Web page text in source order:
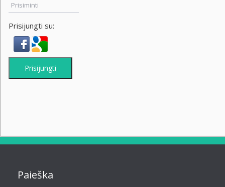
Prisiminti
Prisijungti su:
Prisijungti
Paieška